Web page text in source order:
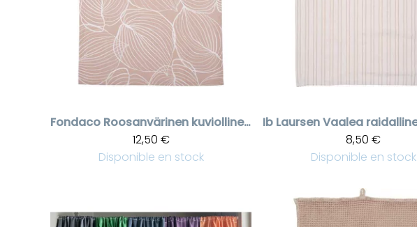
Fondaco
Roosanvärinen kuviollinen keittöpyyhe 50 * 70 cm
12,50 €
Disponible en stock
Ib Laursen
8,50 €
Disponible en stock